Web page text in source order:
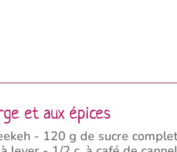
et aux épices
- 120 g de sucre